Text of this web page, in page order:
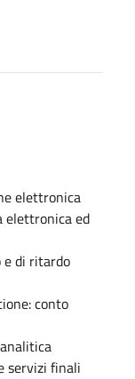
elettronica
elettronica ed
e di ritardo
conto
servizi finali